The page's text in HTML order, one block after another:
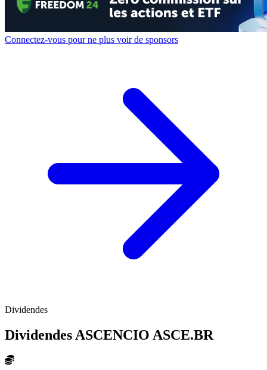
Connectez-vous pour ne plus voir de sponsors
Dividendes
Dividendes ASCENCIO ASCE.BR